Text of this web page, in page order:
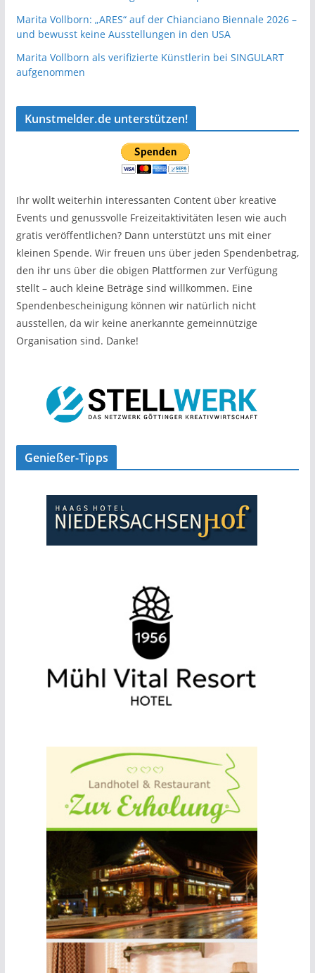
Marita Vollborn: „ARES“ auf der Chianciano Biennale 2026 –
und bewusst keine Ausstellungen in den USA
Marita Vollborn als verifizierte Künstlerin bei SINGULART
aufgenommen
Kunstmelder.de unterstützen!
Ihr wollt weiterhin interessanten Content über kreative
Events und genussvolle Freizeitaktivitäten lesen wie auch
gratis veröffentlichen? Dann unterstützt uns mit einer
kleinen Spende. Wir freuen uns über jeden Spendenbetrag,
den ihr uns über die obigen Plattformen zur Verfügung
stellt – auch kleine Beträge sind willkommen. Eine
Spendenbescheinigung können wir natürlich nicht
ausstellen, da wir keine anerkannte gemeinnützige
Organisation sind. Danke!
Genießer-Tipps